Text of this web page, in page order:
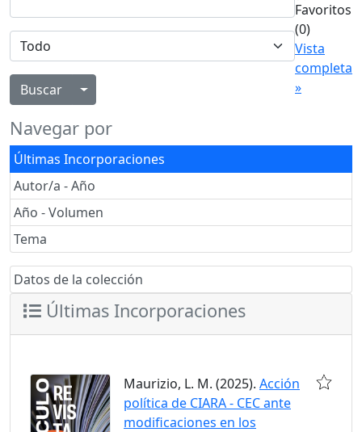
Alternar menú desplegable
Favoritos
(0)
Vista
completa
»
Navegar por
Últimas Incorporaciones
Autor/a - Año
Año - Volumen
Tema
Datos de la colección
Últimas Incorporaciones
Maurizio, L. M. (2025). Acción
política de CIARA - CEC ante
modificaciones en los